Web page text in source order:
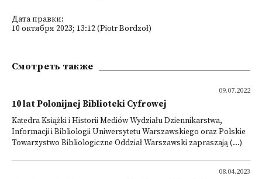
Дата правки:
10 октября 2023; 13:12 (Piotr Bordzoł)
Смотреть также
09.07.2022
10 lat Polonijnej Biblioteki Cyfrowej
Katedra Książki i Historii Mediów Wydziału Dziennikarstwa,
Informacji i Bibliologii Uniwersytetu Warszawskiego oraz Polskie
Towarzystwo Bibliologiczne Oddział Warszawski zapraszają (...)
08.04.2023